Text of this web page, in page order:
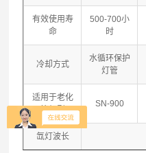
有效使用寿
命
500-700小
时
冷却方式
水循环保护
灯管
适用于老化
箱机型
SN-900
氙灯波长